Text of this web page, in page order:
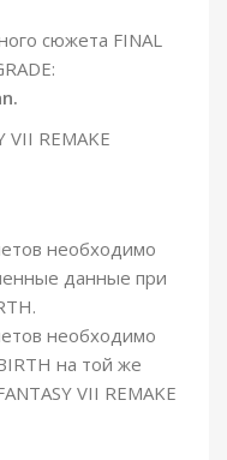
сюжета FINAL
VII REMAKE
необходимо
данные при
необходимо
на той же
VII REMAKE